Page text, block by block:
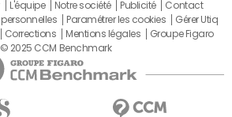
L'équipe Notre société Publicité
Contact
personnelles Paramétrer les cookies
Gérer Utiq
Corrections Mentions légales
Groupe Figaro
© 2025 CCM Benchmark